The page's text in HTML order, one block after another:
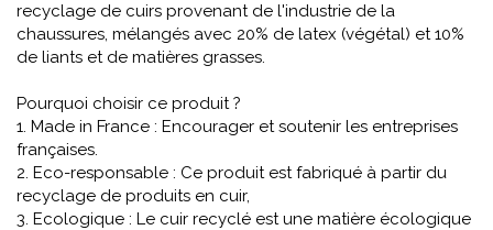
recyclage de cuirs provenant de l'industrie de la
chaussures, mélangés avec 20% de latex (végétal) et 10%
de liants et de matières grasses.
Pourquoi choisir ce produit ?
1. Made in France : Encourager et soutenir les entreprises
françaises.
2. Eco-responsable : Ce produit est fabriqué à partir du
recyclage de produits en cuir,
3. Ecologique : Le cuir recyclé est une matière écologique